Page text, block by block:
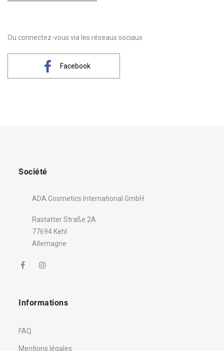
Ou connectez-vous via les réseaux sociaux
Facebook
Société
ADA Cosmetics International GmbH
Rastatter Straße 2A
77694 Kehl
Allemagne
Informations
FAQ
Mentions légales